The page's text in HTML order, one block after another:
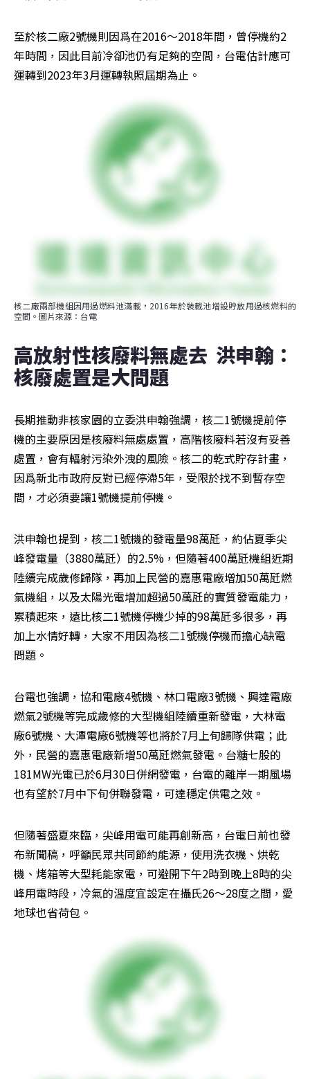
至於核二廠2號機則因爲在2016～2018年間，曾停機約2
年時間，因此目前冷卻池仍有足夠的空間，台電估計應可
運轉到2023年3月運轉執照屆期為止。
核二廠兩部機組因用過燃料池滿載，2016年於裝載池增設貯放用過核燃料的
空間。圖片來源：台電
高放射性核廢料無處去  洪申翰：
核廢處置是大問題
長期推動非核家園的立委洪申翰強調，核二1號機提前停
機的主要原因是核廢料無處處置，高階核廢料若沒有妥善
處置，會有輻射污染外洩的風險。核二的乾式貯存計畫，
因爲新北市政府反對已經停滯5年，受限於找不到暫存空
間，才必須要讓1號機提前停機。
洪申翰也提到，核二1號機的發電量98萬瓩，約佔夏季尖
峰發電量（3880萬瓩）的2.5%，但隨著400萬瓩機組近期
陸續完成歲修歸隊，再加上民營的嘉惠電廠增加50萬瓩燃
氣機組，以及太陽光電增加超過50萬瓩的實質發電能力，
累積起來，遠比核二1號機停機少掉的98萬瓩多很多，再
加上水情好轉，大家不用因為核二1號機停機而擔心缺電
問題。
台電也強調，協和電廠4號機、林口電廠3號機、興達電廠
燃氣2號機等完成歲修的大型機組陸續重新發電，大林電
廠6號機、大潭電廠6號機等也將於7月上旬歸隊供電；此
外，民營的嘉惠電廠新增50萬瓩燃氣發電。台糖七股的
181MW光電已於6月30日併網發電，台電的離岸一期風場
也有望於7月中下旬併聯發電，可達穩定供電之效。
但隨著盛夏來臨，尖峰用電可能再創新高，台電日前也發
布新聞稿，呼籲民眾共同節約能源，使用洗衣機、烘乾
機、烤箱等大型耗能家電，可避開下午2時到晚上8時的尖
峰用電時段，冷氣的溫度宜設定在攝氏26～28度之間，愛
地球也省荷包。